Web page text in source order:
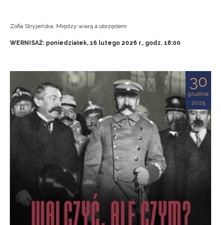
Zofia Stryjeńska. Między wiarą a obrzędem
WERNISAŻ: poniedziałek, 16 lutego 2026 r., godz. 18:00
30
grudnia
2025